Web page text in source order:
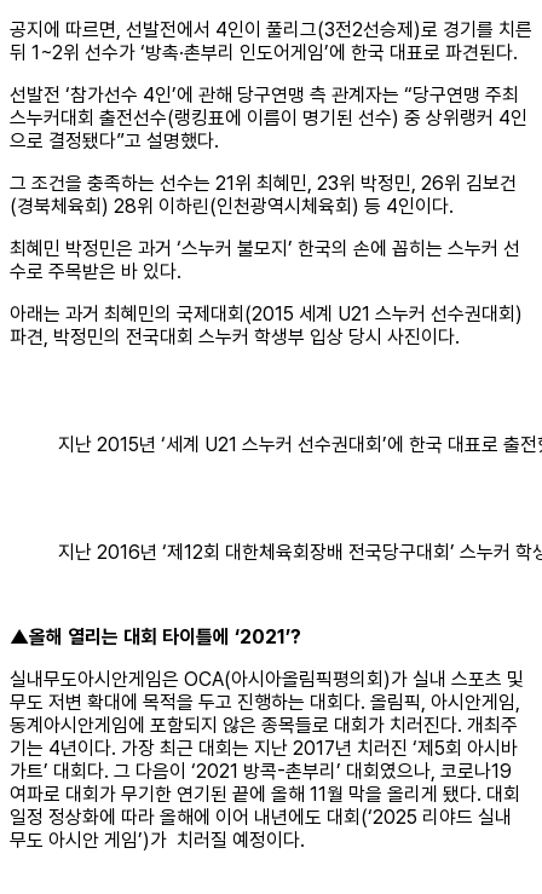
공지에 따르면, 선발전에서 4인이 풀리그(3전2선승제)로 경기를 치른
뒤 1~2위 선수가 ‘방촉·촌부리 인도어게임’에 한국 대표로 파견된다.
선발전 ‘참가선수 4인’에 관해 당구연맹 측 관계자는 “당구연맹 주최
스누커대회 출전선수(랭킹표에 이름이 명기된 선수) 중 상위랭커 4인
으로 결정됐다”고 설명했다.
그 조건을 충족하는 선수는 21위 최혜민, 23위 박정민, 26위 김보건
(경북체육회) 28위 이하린(인천광역시체육회) 등 4인이다.
최혜민 박정민은 과거 ‘스누커 불모지’ 한국의 손에 꼽히는 스누커 선
수로 주목받은 바 있다.
아래는 과거 최혜민의 국제대회(2015 세계 U21 스누커 선수권대회)
파견, 박정민의 전국대회 스누커 학생부 입상 당시 사진이다.
지난 2015년 ‘세계 U21 스누커 선수권대회’에 한국 대표로 출
지난 2016년 ‘제12회 대한체육회장배 전국당구대회’ 스누커
▲올해 열리는 대회 타이틀에 ‘2021’?
실내무도아시안게임은 OCA(아시아올림픽평의회)가 실내 스포츠 및
무도 저변 확대에 목적을 두고 진행하는 대회다. 올림픽, 아시안게임,
동계아시안게임에 포함되지 않은 종목들로 대회가 치러진다. 개최주
기는 4년이다. 가장 최근 대회는 지난 2017년 치러진 ‘제5회 아시바
가트’ 대회다. 그 다음이 ‘2021 방콕-촌부리’ 대회였으나, 코로나19
여파로 대회가 무기한 연기된 끝에 올해 11월 막을 올리게 됐다. 대회
일정 정상화에 따라 올해에 이어 내년에도 대회(‘2025 리야드 실내
무도 아시안 게임’)가 치러질 예정이다.